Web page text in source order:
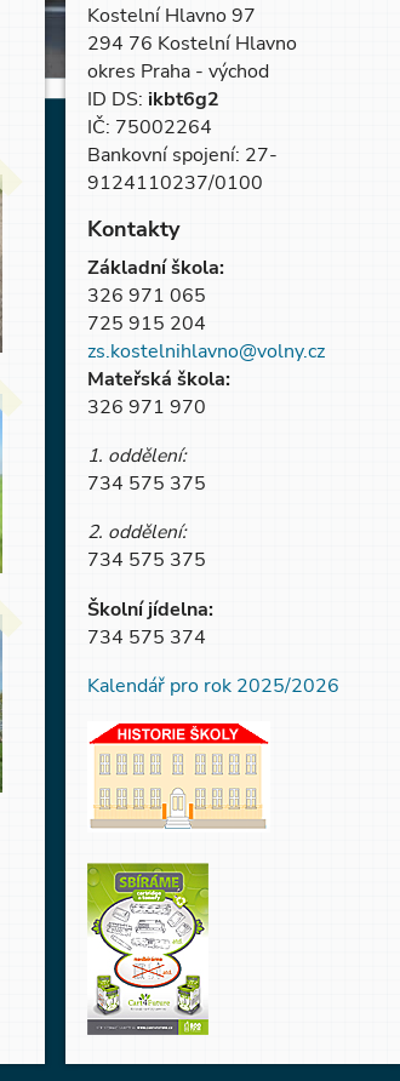
Kostelní Hlavno 97
294 76 Kostelní Hlavno
okres Praha - východ
ID DS: ikbt6g2
IČ: 75002264
Bankovní spojení: 27-
9124110237/0100
Kontakty
Základní škola:
326 971 065
725 915 204
zs.kostelnihlavno@volny.cz
Mateřská škola:
326 971 970
1. oddělení:
734 575 375
2. oddělení:
734 575 375
Školní jídelna:
734 575 374
Kalendář pro rok 2025/2026